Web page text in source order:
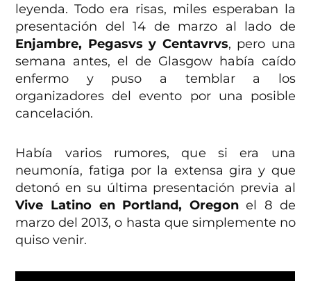
leyenda. Todo era risas, miles esperaban la
presentación del 14 de marzo al lado de
Enjambre, Pegasvs y Centavrvs, pero una
semana antes, el de Glasgow había caído
enfermo y puso a temblar a los
organizadores del evento por una posible
cancelación.
Había varios rumores, que si era una
neumonía, fatiga por la extensa gira y que
detonó en su última presentación previa al
Vive Latino en Portland, Oregonel 8 de
marzo del 2013, o hasta que simplemente no
quiso venir.